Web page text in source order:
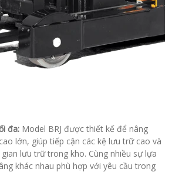
đa: Model BRJ được thiết kế để nâng
lớn, giúp tiếp cận các kệ lưu trữ cao và
lưu trữ trong kho. Cùng nhiều sự lựa
khác nhau phù hợp với yêu cầu trong